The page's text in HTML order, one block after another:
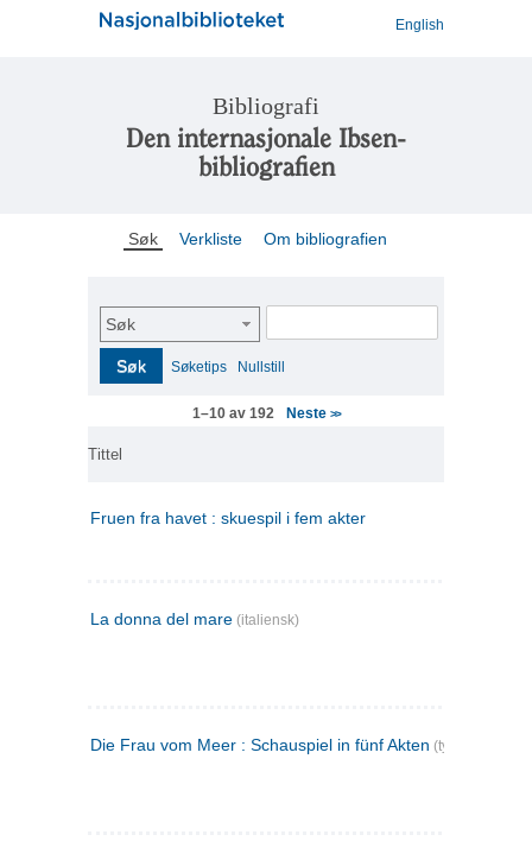
English
Bibliografi
Den internasjonale Ibsen-
bibliografien
Søk Verkliste Om bibliografien
Søk
Søk Søketips Nullstill
1–10 av 192 Neste >>
Tittel
Fruen fra havet : skuespil i fem akter
La donna del mare (italiensk)
Die Frau vom Meer : Schauspiel in fünf Akten (tysk)